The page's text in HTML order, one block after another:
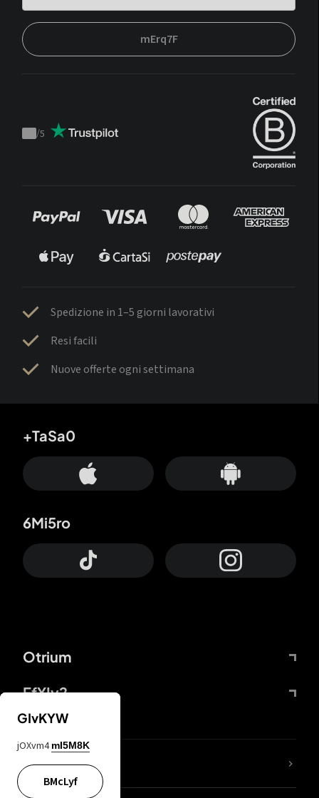
mErq7F
Trustpilot
/5
Spedizione in 1–5 giorni lavorativi
Resi facili
Nuove offerte ogni settimana
Otrium
FfYIy2
+TaSa0
6Mi5ro
Lj7sBL
GIvKYW
jOXvm4 mI5M8K
BMcLyf